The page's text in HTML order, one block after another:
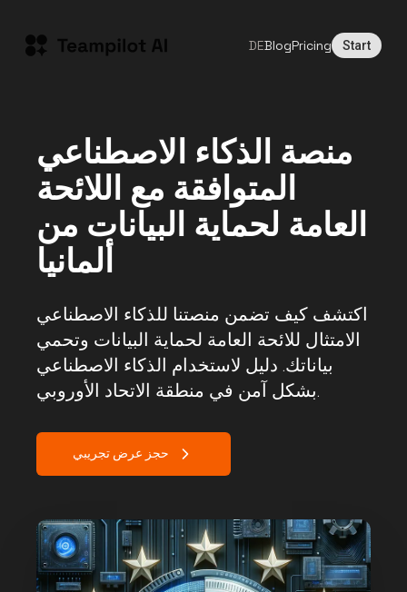
DEBlogPricing Start
منصة الذكاء الاصطناعي
المتوافقة مع اللائحة
العامة لحماية البيانات من
ألمانيا
اكتشف كيف تضمن منصتنا للذكاء الاصطناعي
الامتثال للائحة العامة لحماية البيانات وتحمي
بياناتك. دليل لاستخدام الذكاء الاصطناعي
بشكل آمن في منطقة الاتحاد الأوروبي.
حجز عرض تجريبي